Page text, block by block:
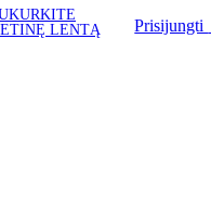
LENTĄ
Prisijungti